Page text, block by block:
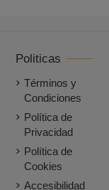
Politicas
Términos y
Condiciones
Política de
Privacidad
Política de
Cookies
Accesibilidad